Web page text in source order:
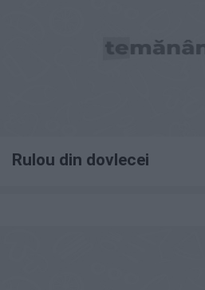
Rulou din dovlecei